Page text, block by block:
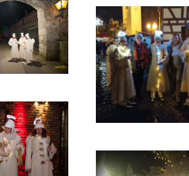
ansehen
ansehen
ansehen